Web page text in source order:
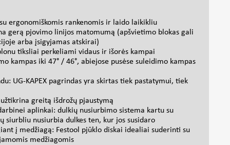
ergonomiškomis rankenomis ir laido laikikliu
gerą pjovimo linijos matomumą (apšvietimo blokas gali
arba įsigyjamas atskirai)
tiksliai perkeliami vidaus ir išorės kampai
kampas iki 47° / 46°, abiejose pusėse suleidimo kampas
UG-KAPEX pagrindas yra skirtas tiek pastatymui, tiek
greitą išdrožų pjaustymą
aplinkai: dulkių nusiurbimo sistema kartu su
siurbliu nusiurbia dulkes ten, kur jos susidaro
į medžiagą: Festool pjūklo diskai idealiai suderinti su
medžiagomis